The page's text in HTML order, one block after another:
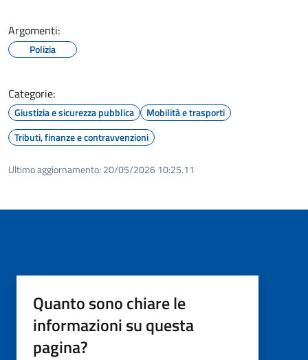
Argomenti:
Polizia
Categorie:
Giustizia e sicurezza pubblica
Mobilità e trasporti
Tributi, finanze e contravvenzioni
Ultimo aggiornamento: 20/05/2026 10:25.11
Quanto sono chiare le
informazioni su questa
pagina?